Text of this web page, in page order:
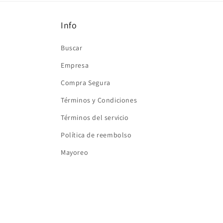
Info
Buscar
Empresa
Compra Segura
Términos y Condiciones
Términos del servicio
Política de reembolso
Mayoreo